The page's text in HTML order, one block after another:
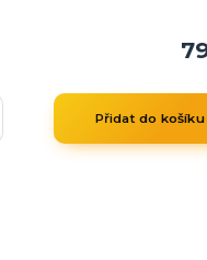
Přidat do košíku